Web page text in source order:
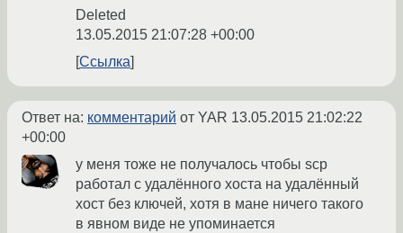
Deleted
13.05.2015 21:07:28 +00:00
Ссылка
Ответ на: комментарий от YAR 13.05.2015 21:02:22
+00:00
у меня тоже не получалось чтобы scp
работал c удалённого хоста на удалённый
хост без ключей, хотя в мане ничего такого
в явном виде не упоминается